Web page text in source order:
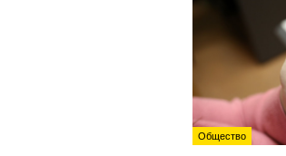
Общество